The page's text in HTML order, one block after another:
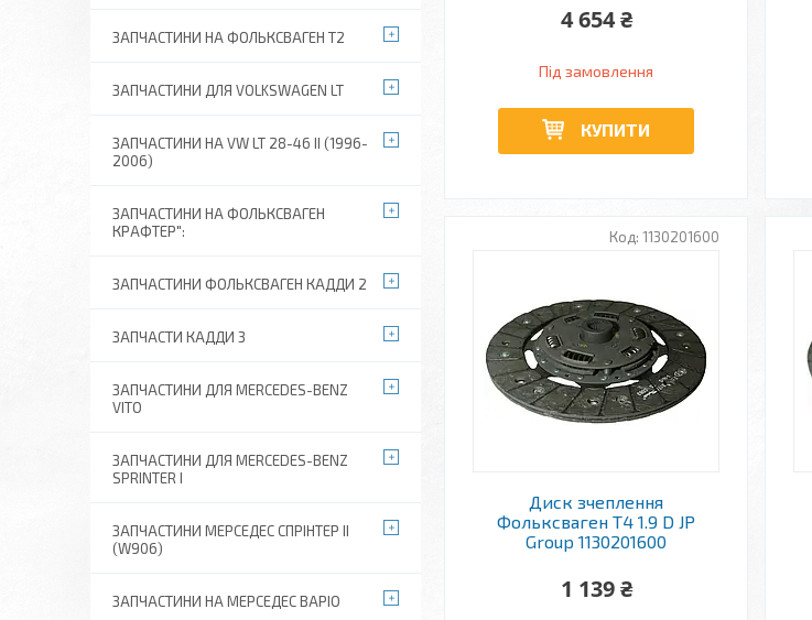
4 654 ₴
Під замовлення
КУПИТИ
1130201600
Диск зчеплення
Фольксваген Т4 1.9 D JP
Group 1130201600
1 139 ₴
ЗАПЧАСТИНИ НА ФОЛЬКСВАГЕН Т2
ЗАПЧАСТИНИ ДЛЯ VOLKSWAGEN LT
ЗАПЧАСТИНИ НА VW LT 28-46 II (1996-
2006)
ЗАПЧАСТИНИ НА ФОЛЬКСВАГЕН
КРАФТЕР":
ЗАПЧАСТИНИ ФОЛЬКСВАГЕН КАДДИ 2
ЗАПЧАСТИ КАДДИ 3
ЗАПЧАСТИНИ ДЛЯ MERCEDES-BENZ
VITO
ЗАПЧАСТИНИ ДЛЯ MERCEDES-BENZ
SPRINTER I
ЗАПЧАСТИНИ МЕРСЕДЕС СПРІНТЕР II
(W906)
ЗАПЧАСТИНИ НА МЕРСЕДЕС ВАРІО